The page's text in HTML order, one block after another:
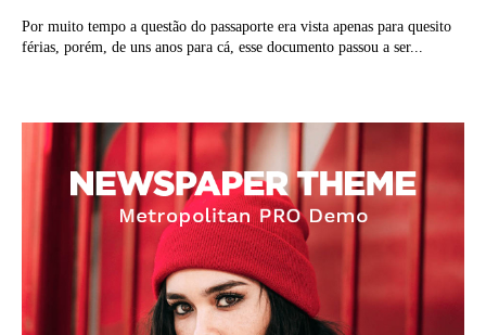
Por muito tempo a questão do passaporte era vista apenas para quesito
férias, porém, de uns anos para cá, esse documento passou a ser...